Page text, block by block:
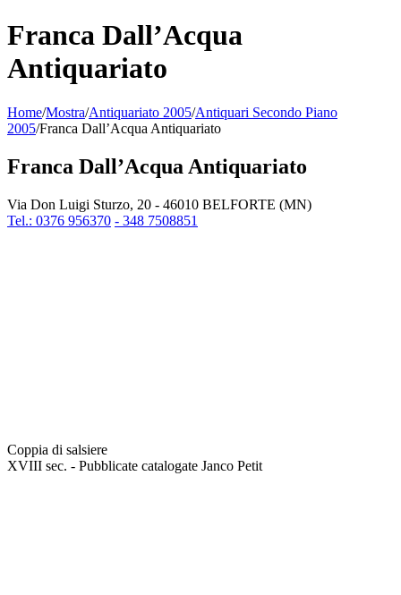
Franca Dall’Acqua
Antiquariato
Home/Mostra/Antiquariato 2005/Antiquari Secondo Piano
2005/Franca Dall’Acqua Antiquariato
Franca Dall’Acqua Antiquariato
Via Don Luigi Sturzo, 20 - 46010 BELFORTE (MN)
Tel.: 0376 956370 - 348 7508851
Coppia di salsiere
XVIII sec. - Pubblicate catalogate Janco Petit